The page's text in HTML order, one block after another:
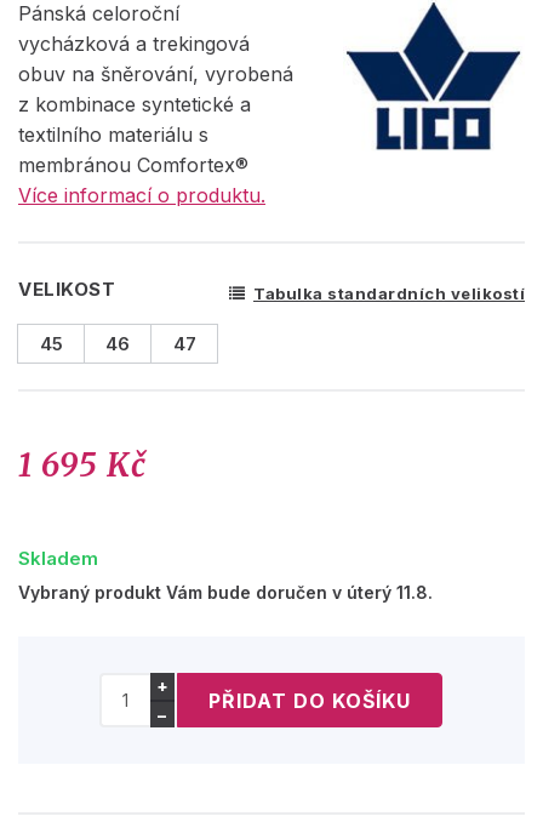
Pánská celoroční
vycházková a trekingová
obuv na šněrování, vyrobená
z kombinace syntetické a
textilního materiálu s
membránou Comfortex®
Více informací o produktu.
VELIKOST Tabulka standardních velikostí
45 46 47
1 695 Kč
Skladem
Vybraný produkt Vám bude doručen v úterý 11.8.
+
−